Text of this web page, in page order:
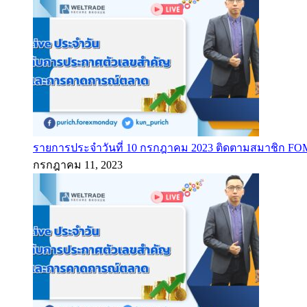
รายการประจำวันที่ 10 กรกฎาคม 2023 ติดตามสมาชิก
กรกฎาคม 11, 2023